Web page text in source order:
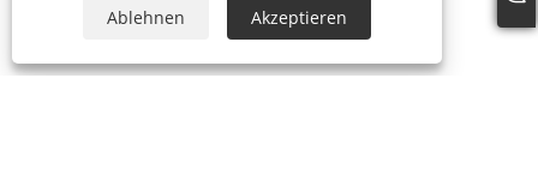
Ablehnen Akzeptieren